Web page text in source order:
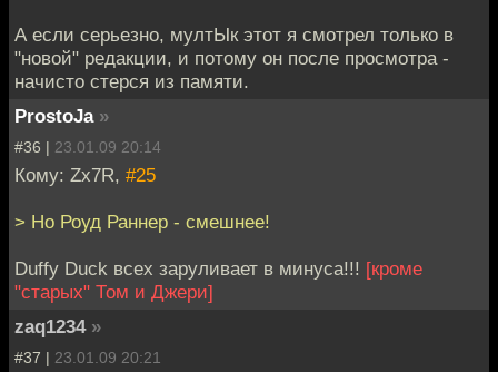
А если серьезно, мултЫк этот я смотрел только в
"новой" редакции, и потому он после просмотра -
начисто стерся из памяти.
ProstoJa »
#36 | 23.01.09 20:14
Кому: Zx7R, #25
> Но Роуд Раннер - смешнее!
Duffy Duck всех заруливает в минуса!!! [кроме
"старых" Том и Джери]
zaq1234 »
#37 | 23.01.09 20:21